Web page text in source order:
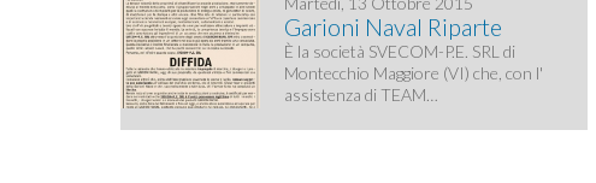
Garioni Naval Riparte
È la società SVECOM-P.E. SRL di
Montecchio Maggiore (VI) che, con l'
assistenza di TEAM…